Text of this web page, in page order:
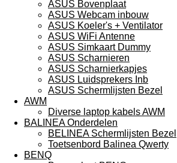
ASUS Bovenplaat
ASUS Webcam inbouw
ASUS Koeler's + Ventilator
ASUS WiFi Antenne
ASUS Simkaart Dummy
ASUS Scharnieren
ASUS Scharnierkapjes
ASUS Luidsprekers Inb
ASUS Schermlijsten Bezel
AWM
Diverse laptop kabels AWM
BALINEA Onderdelen
BELINEA Schermlijsten Bezel
Toetsenbord Balinea Qwerty
BENQ